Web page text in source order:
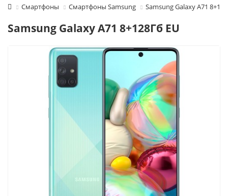
Смартфоны Смартфоны Samsung Samsung Galaxy A71
Samsung Galaxy A71 8+128Гб EU